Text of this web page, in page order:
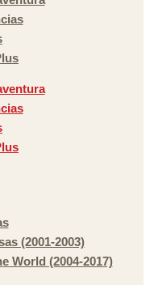
(2001-2003)
World (2004-2017)